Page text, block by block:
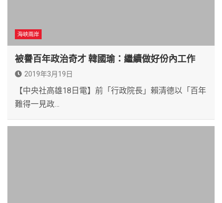
海峽兩岸
被譽百年政治奇才 韓國瑜：繼續做好份內工作
2019年3月19日
【中央社高雄18日電】前「行政院長」賴清德以「百年
難得一見政…